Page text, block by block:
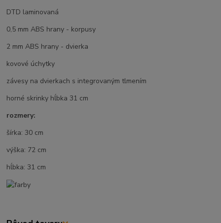
DTD laminovaná
0,5 mm ABS hrany - korpusy
2 mm ABS hrany - dvierka
kovové úchytky
závesy na dvierkach s integrovaným tlmením
horné skrinky hĺbka 31 cm
rozmery:
šírka: 30 cm
výška: 72 cm
hĺbka: 31 cm